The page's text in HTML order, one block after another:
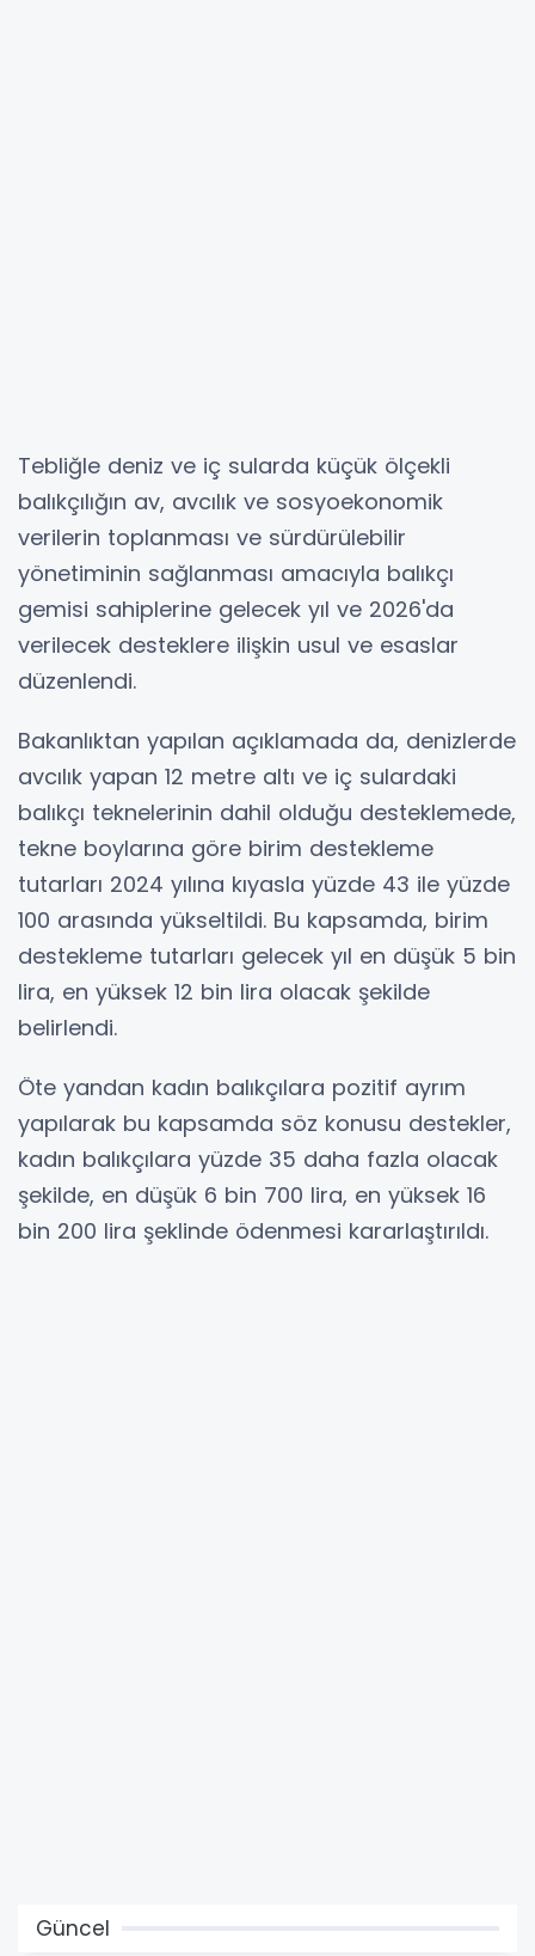
Tebliğle deniz ve iç sularda küçük ölçekli
balıkçılığın av, avcılık ve sosyoekonomik
verilerin toplanması ve sürdürülebilir
yönetiminin sağlanması amacıyla balıkçı
gemisi sahiplerine gelecek yıl ve 2026'da
verilecek desteklere ilişkin usul ve esaslar
düzenlendi.
Bakanlıktan yapılan açıklamada da, denizlerde
avcılık yapan 12 metre altı ve iç sulardaki
balıkçı teknelerinin dahil olduğu desteklemede,
tekne boylarına göre birim destekleme
tutarları 2024 yılına kıyasla yüzde 43 ile yüzde
100 arasında yükseltildi. Bu kapsamda, birim
destekleme tutarları gelecek yıl en düşük 5 bin
lira, en yüksek 12 bin lira olacak şekilde
belirlendi.
Öte yandan kadın balıkçılara pozitif ayrım
yapılarak bu kapsamda söz konusu destekler,
kadın balıkçılara yüzde 35 daha fazla olacak
şekilde, en düşük 6 bin 700 lira, en yüksek 16
bin 200 lira şeklinde ödenmesi kararlaştırıldı.
Güncel